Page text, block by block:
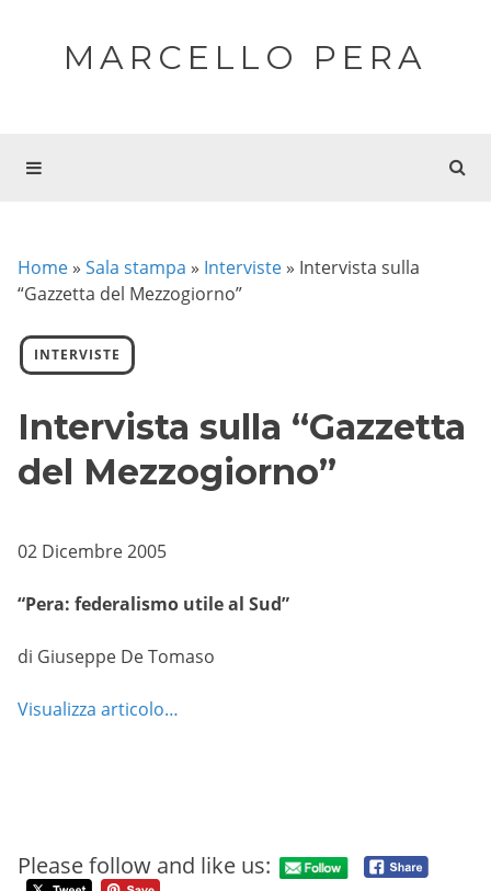
MARCELLO PERA
Home » Sala stampa » Interviste » Intervista sulla
“Gazzetta del Mezzogiorno”
INTERVISTE
Intervista sulla “Gazzetta
del Mezzogiorno”
02 Dicembre 2005
“Pera: federalismo utile al Sud”
di Giuseppe De Tomaso
Visualizza articolo…
Please follow and like us: